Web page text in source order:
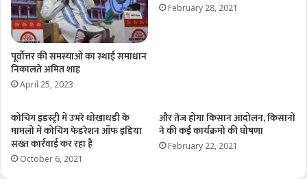
पूर्वोत्तर की समस्याओं का स्थाई समाधान
निकालते अमित शाह
April 25, 2023
February 28, 2021
कोचिंग इंडस्ट्री में उभरे धोखाधड़ी के
मामलों में कोचिंग फेडरेशन ऑफ इंडिया
सख्त कार्रवाई कर रहा है
October 6, 2021
और तेज होगा किसान आंदोलन, किसानों
ने की कई कार्यक्रमों की घोषणा
February 22, 2021